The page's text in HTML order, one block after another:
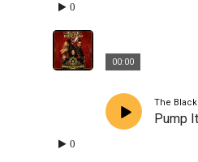
0
00:00
The
Pump It
0